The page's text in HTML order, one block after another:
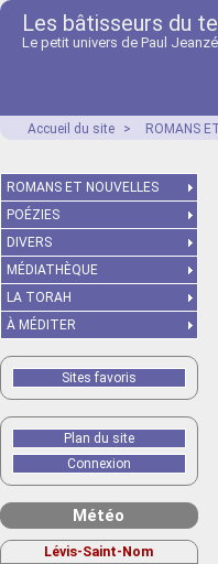
Les bâtisseurs du
Le petit univers de Paul Jeanzé
Accueil du site > ROMANS
ROMANS ET NOUVELLES
POÉZIES
DIVERS
MÉDIATHÈQUE
LA TORAH
À MÉDITER
Sites favoris
Plan du site
Connexion
Météo
Lévis-Saint-Nom